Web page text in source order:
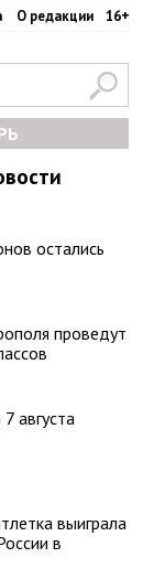
О редакции 16+
+26.1°C Херсонес:
сад: +29.6°C
остались
проведут
августа
выиграла
в